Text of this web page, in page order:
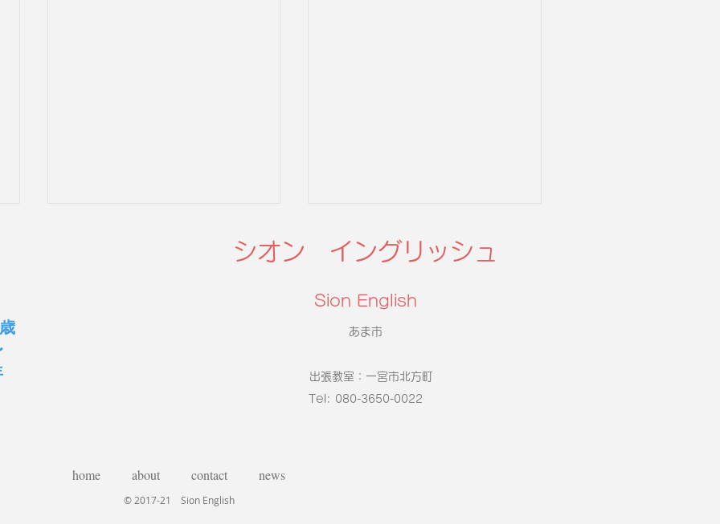
シオン イングリッシュ
Sion English
あま市
出張教室：一宮市北方町
Tel: 080-3650-0022
home about contact news
© 2017-21 Sion English